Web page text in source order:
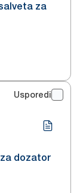
za
Usporedi
dozator